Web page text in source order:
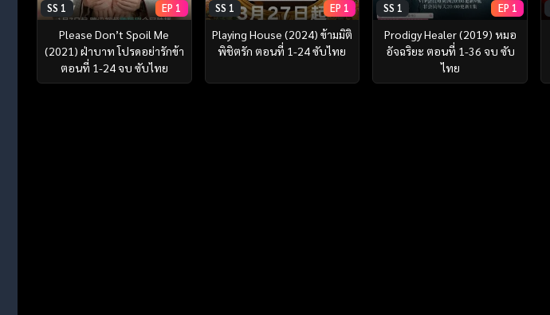
SS 1 EP 1
Please Don’t Spoil Me
(2021) ฝ่าบาท โปรดอย่ารักข้า
ตอนที่ 1-24 จบ ซับไทย
SS 1 EP 1
Playing House (2024) ข้ามมิติ
พิชิตรัก ตอนที่ 1-24 ซับไทย
SS 1 EP 1
Prodigy Healer (2019) หมอ
อัจฉริยะ ตอนที่ 1-36 จบ ซับ
ไทย